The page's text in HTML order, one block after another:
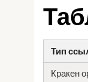
Тип
Кракен